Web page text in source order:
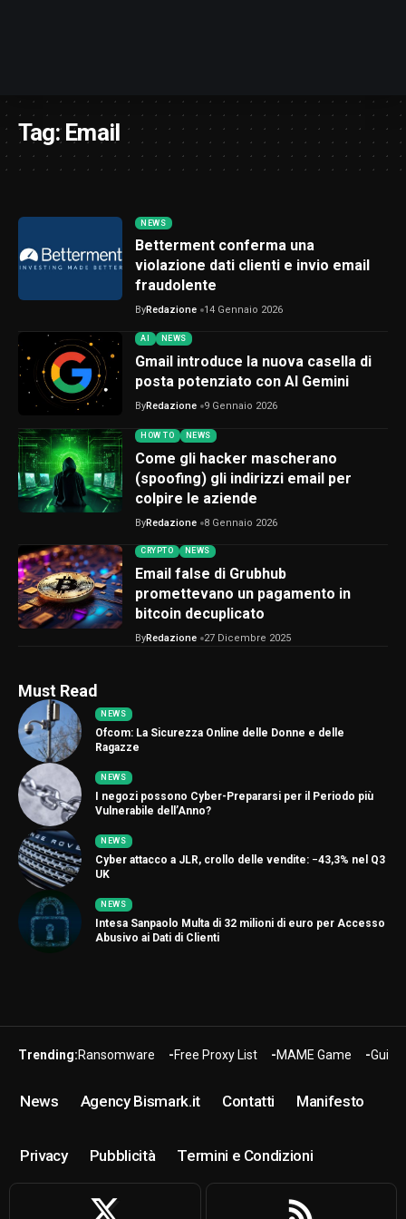
Tag:Email
NEWS
Betterment conferma una
violazione dati clienti e invio email
fraudolente
ByRedazione 14 Gennaio 2026
AI NEWS
Gmail introduce la nuova casella di
posta potenziato con AI Gemini
ByRedazione 9 Gennaio 2026
HOW TO NEWS
Come gli hacker mascherano
(spoofing) gli indirizzi email per
colpire le aziende
ByRedazione 8 Gennaio 2026
CRYPTO NEWS
Email false di Grubhub
promettevano un pagamento in
bitcoin decuplicato
ByRedazione 27 Dicembre 2025
Must Read
NEWS
Ofcom: La Sicurezza Online delle Donne e delle
Ragazze
NEWS
I negozi possono Cyber-Prepararsi per il Periodo più
Vulnerabile dell’Anno?
NEWS
Cyber attacco a JLR, crollo delle vendite: −43,3% nel Q3
UK
NEWS
Intesa Sanpaolo Multa di 32 milioni di euro per Accesso
Abusivo ai Dati di Clienti
Trending:Ransomware Free Proxy List MAME Game Guide
News Agency Bismark.it Contatti Manifesto
Privacy Pubblicità Termini e Condizioni